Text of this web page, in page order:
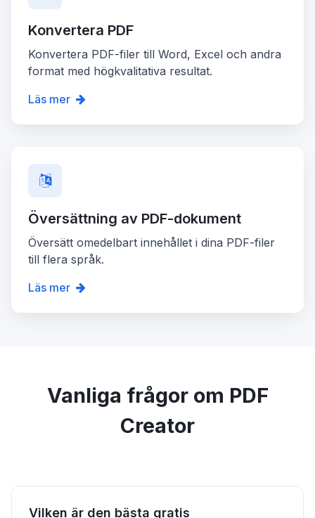
Konvertera PDF
Konvertera PDF-filer till Word, Excel och andra
format med högkvalitativa resultat.
Läs mer
Översättning av PDF-dokument
Översätt omedelbart innehållet i dina PDF-filer
till flera språk.
Läs mer
Vanliga frågor om PDF
Creator
Vilken är den bästa gratis